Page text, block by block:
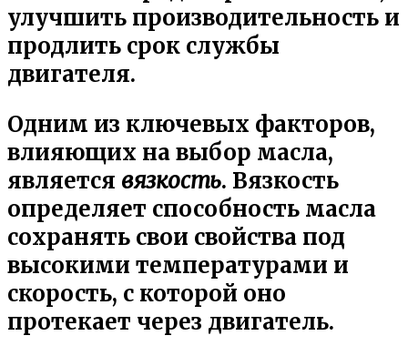
улучшить производительность и
продлить срок службы
двигателя.
Одним из ключевых факторов,
влияющих на выбор масла,
является вязкость. Вязкость
определяет способность масла
сохранять свои свойства под
высокими температурами и
скорость, с которой оно
протекает через двигатель.